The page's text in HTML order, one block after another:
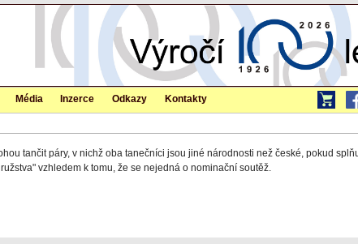
Média Inzerce Odkazy Kontakty
tančit páry, v nichž oba tanečníci jsou jiné národnosti než české, pokud
vzhledem k tomu, že se nejedná o nominační soutěž.